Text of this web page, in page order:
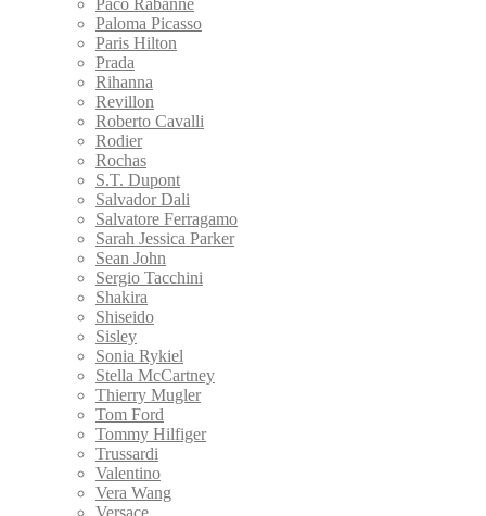
Paco Rabanne
Paloma Picasso
Paris Hilton
Prada
Rihanna
Revillon
Roberto Cavalli
Rodier
Rochas
S.T. Dupont
Salvador Dali
Salvatore Ferragamo
Sarah Jessica Parker
Sean John
Sergio Tacchini
Shakira
Shiseido
Sisley
Sonia Rykiel
Stella McCartney
Thierry Mugler
Tom Ford
Tommy Hilfiger
Trussardi
Valentino
Vera Wang
Versace